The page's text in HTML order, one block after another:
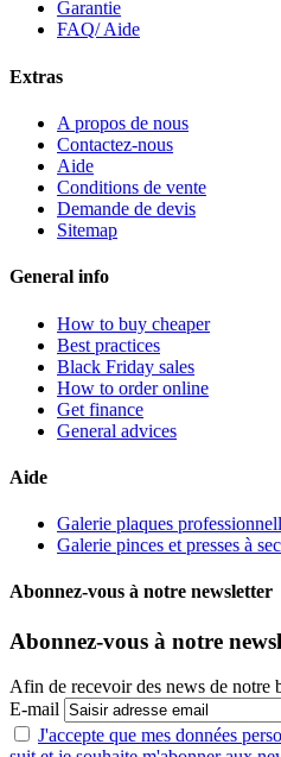
Garantie
FAQ/ Aide
Extras
A propos de nous
Contactez-nous
Aide
Conditions de vente
Demande de devis
Sitemap
General info
How to buy cheaper
Best practices
Black Friday sales
How to order online
Get finance
General advices
Aide
Galerie plaques
Galerie pinces et presses à sec
Abonnez-vous à notre newsletter
Abonnez-vous à notre
Afin de recevoir des news de notre
E-mail
J'accepte que mes données